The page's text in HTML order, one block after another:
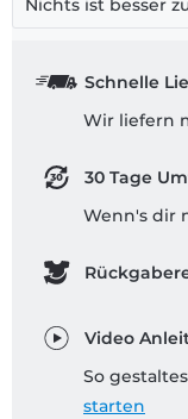
Nichts ist besser
Schnelle
Wir liefern
30 Tage
Wenn's dir
Video
So
starten